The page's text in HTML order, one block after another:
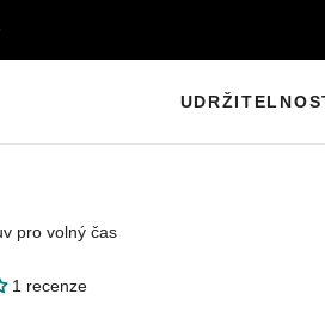
pro volný čas
1 recenze